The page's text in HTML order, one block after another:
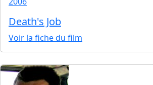
Death's Job
Voir la fiche du film